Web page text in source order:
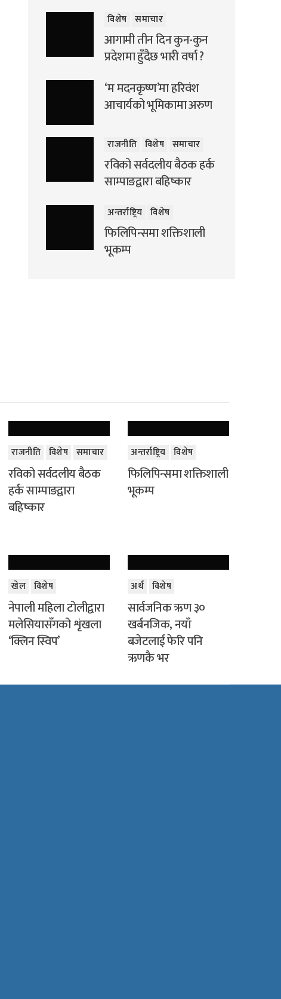
विशेष समाचार
आगामी तीन दिन कुन-कुन
प्रदेशमा हुँदैछ भारी वर्षा ?
‘म मदनकृष्ण’मा हरिवंश
आचार्यको भूमिकामा अरुण
राजनीति विशेष समाचार
रविको सर्वदलीय बैठक हर्क
साम्पाङद्वारा बहिष्कार
अन्तर्राष्ट्रिय विशेष
फिलिपिन्समा शक्तिशाली
भूकम्प
राजनीति विशेष समाचार
रविको सर्वदलीय बैठक
हर्क साम्पाङद्वारा
बहिष्कार
अन्तर्राष्ट्रिय विशेष
फिलिपिन्समा शक्तिशाली
भूकम्प
खेल विशेष
नेपाली महिला टोलीद्वारा
मलेसियासँगको शृंखला
‘क्लिन स्विप’
अर्थ विशेष
सार्वजनिक ऋण ३०
खर्बनजिक, नयाँ
बजेटलाई फेरि पनि
ऋणकै भर